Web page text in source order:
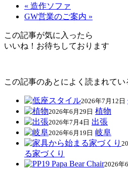
« 造作ソファ
GW営業のご案内 »
この記事が気に入ったら
いいね！お待ちしております
この記事のあとによく読まれてい
2026年7月12日
2026年6月29日 植物
2026年7月4日 出張
2026年6月19日 岐阜
る家づくり
2026年